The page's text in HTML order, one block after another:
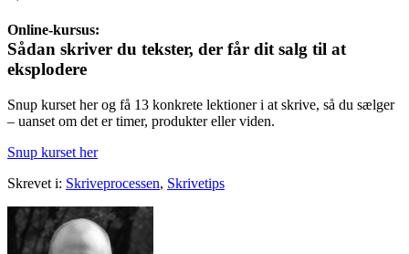
Online-kursus:
Sådan skriver du tekster, der får dit salg til at
eksplodere
Snup kurset her og få 13 konkrete lektioner i at skrive, så du sælger
– uanset om det er timer, produkter eller viden.
Snup kurset her
Skrevet i: Skriveprocessen, Skrivetips